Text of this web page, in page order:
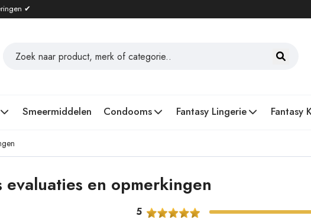
✔
Smeermiddelen Condooms Fantasy Lingerie Fantasy
evaluaties en opmerkingen
5